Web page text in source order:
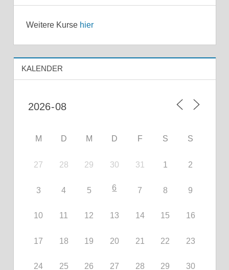
Weitere Kurse hier
KALENDER
M D M D F S S
27 28 29 30 31 1 2
3 4 5 6 7 8 9
10 11 12 13 14 15 16
17 18 19 20 21 22 23
24 25 26 27 28 29 30